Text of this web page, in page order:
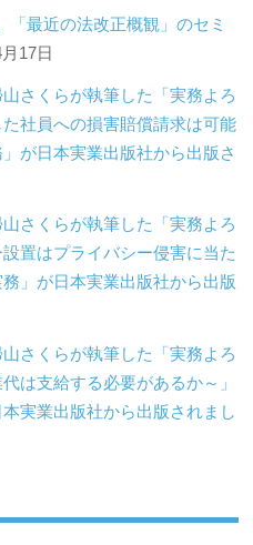
最近の法改正概観」のセミ
17日
さくらが執筆した「実務よろ
社員への損害賠償請求は可能
が日本実業出版社から出版さ
さくらが執筆した「実務よろ
置はプライバシー侵害に当た
」が日本実業出版社から出版
さくらが執筆した「実務よろ
は支給する必要があるか～」
実業出版社から出版されまし